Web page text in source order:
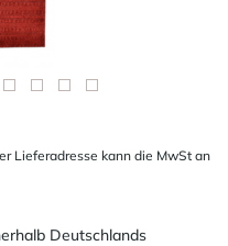
Lieferadresse kann die MwSt an
Deutschlands